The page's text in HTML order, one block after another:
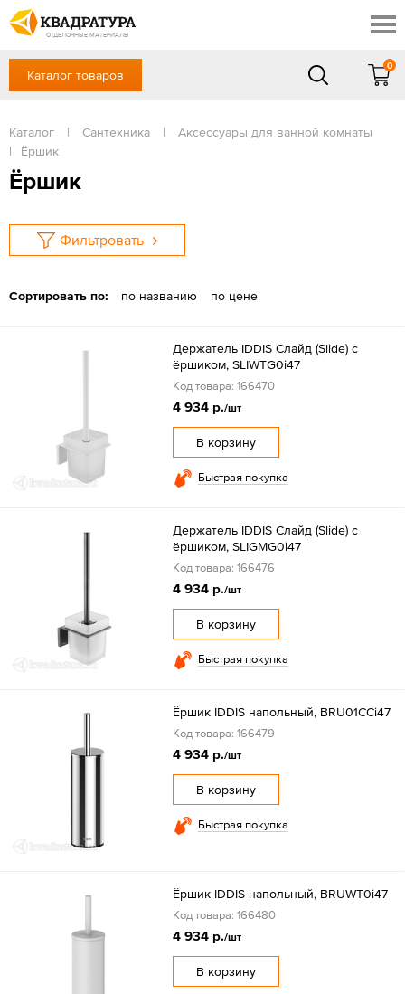
ОТДЕЛОЧНЫЕ МАТЕРИАЛЫ
Профи
Доставка и оплата
Готовые решения
Акции
Отзывы
+7 (3822) 48-94-10
Сб, Вс — выходной
ЗАКАЗАТЬ ЗВОНОК
Вход / Регистрация
Каталог товаров
0
Каталог | Сантехника |
Аксессуары для ванной комнаты
|
Ёршик
Ёршик
Фильтровать
Сортировать по: по названию по цене
Держатель IDDIS Слайд (Slide) с
ёршиком, SLIWTG0i47
Код товара: 166470
4 934 р./шт
В корзину
Быстрая покупка
Держатель IDDIS Слайд (Slide) с
ёршиком, SLIGMG0i47
Код товара: 166476
4 934 р./шт
В корзину
Быстрая покупка
Ёршик IDDIS напольный, BRU01CCi47
Код товара: 166479
4 934 р./шт
В корзину
Быстрая покупка
Ёршик IDDIS напольный, BRUWT0i47
Код товара: 166480
4 934 р./шт
В корзину